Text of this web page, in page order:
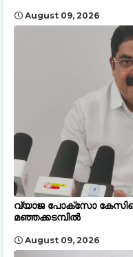
August 09, 2026
വ്യാജ പോക്സോ
മഞ്ഞക്കടമ്പിൽ
August 09, 2026